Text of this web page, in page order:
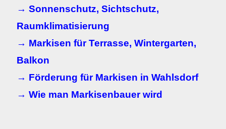
→ Sonnenschutz, Sichtschutz,
Raumklimatisierung
→ Markisen für Terrasse, Wintergarten,
Balkon
→ Förderung für Markisen in Wahlsdorf
→ Wie man Markisenbauer wird